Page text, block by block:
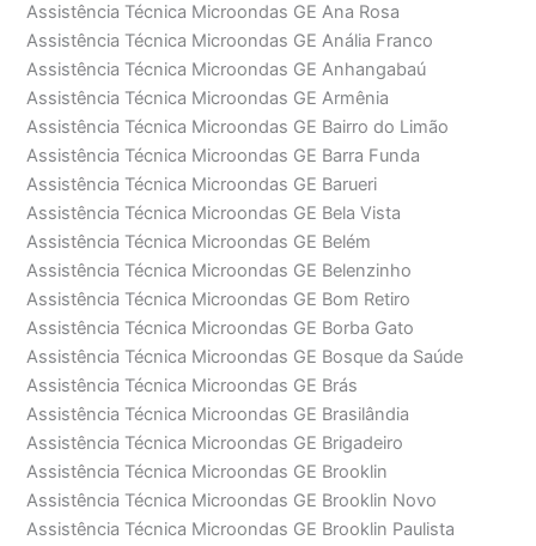
Assistência Técnica Microondas GE Ana Rosa
Assistência Técnica Microondas GE Anália Franco
Assistência Técnica Microondas GE Anhangabaú
Assistência Técnica Microondas GE Armênia
Assistência Técnica Microondas GE Bairro do Limão
Assistência Técnica Microondas GE Barra Funda
Assistência Técnica Microondas GE Barueri
Assistência Técnica Microondas GE Bela Vista
Assistência Técnica Microondas GE Belém
Assistência Técnica Microondas GE Belenzinho
Assistência Técnica Microondas GE Bom Retiro
Assistência Técnica Microondas GE Borba Gato
Assistência Técnica Microondas GE Bosque da Saúde
Assistência Técnica Microondas GE Brás
Assistência Técnica Microondas GE Brasilândia
Assistência Técnica Microondas GE Brigadeiro
Assistência Técnica Microondas GE Brooklin
Assistência Técnica Microondas GE Brooklin Novo
Assistência Técnica Microondas GE Brooklin Paulista